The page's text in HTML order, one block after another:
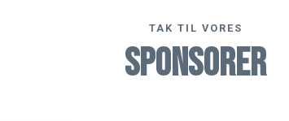
TAK TIL VORES
Sponsorer